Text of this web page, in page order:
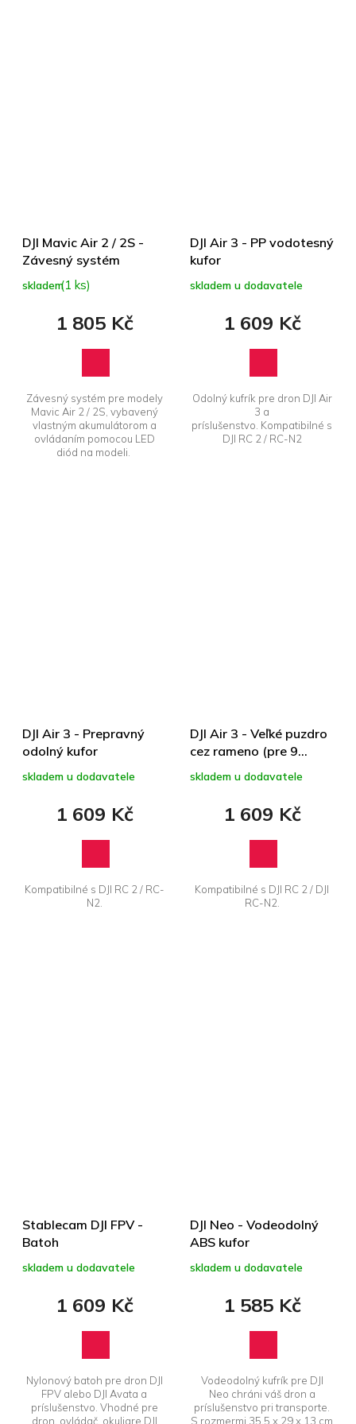
DJI Mavic Air 2 / 2S -
Závesný systém
skladem(1 ks)
1 805 Kč
Závesný systém pre modely
Mavic Air 2 / 2S, vybavený
vlastným akumulátorom a
ovládaním pomocou LED
diód na modeli.
DJI Air 3 - PP vodotesný
kufor
skladem u dodavatele
1 609 Kč
Odolný kufrík pre dron DJI Air
3 a
príslušenstvo. Kompatibilné s
DJI RC 2 / RC-N2
DJI Air 3 - Prepravný
odolný kufor
skladem u dodavatele
1 609 Kč
Kompatibilné s DJI RC 2 / RC-
N2.
DJI Air 3 - Veľké puzdro
cez rameno (pre 9
skladem u dodavatele
1 609 Kč
Kompatibilné s DJI RC 2 / DJI
RC-N2.
Stablecam DJI FPV -
Batoh
skladem u dodavatele
1 609 Kč
Nylonový batoh pre dron DJI
FPV alebo DJI Avata a
príslušenstvo. Vhodné pre
dron, ovládač, okuliare DJI
DJI Neo - Vodeodolný
ABS kufor
skladem u dodavatele
1 585 Kč
Vodeodolný kufrík pre DJI
Neo chráni váš dron a
príslušenstvo pri transporte.
S rozmermi 35,5 x 29 x 13 cm